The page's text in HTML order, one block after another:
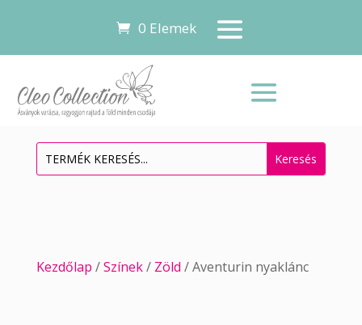
0 Elemek
Kezdőlap /Színek/ Zöld / Aventurin nyaklánc